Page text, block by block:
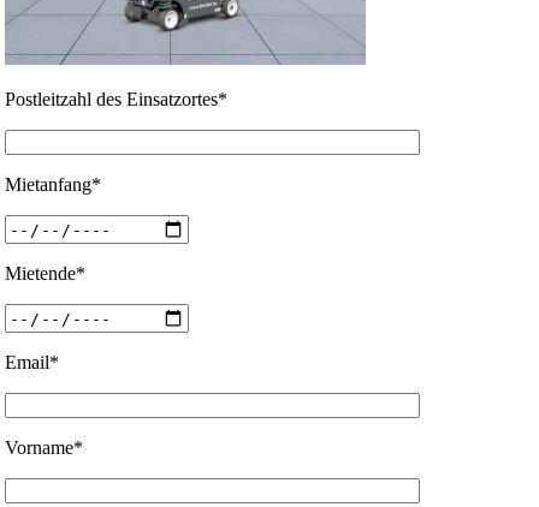
Postleitzahl des Einsatzortes*
Mietanfang*
Mietende*
Email*
Vorname*